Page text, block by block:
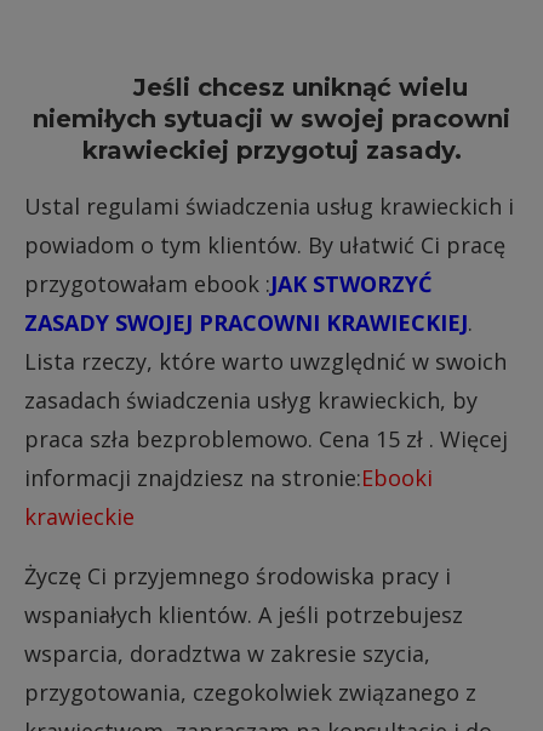
Jeśli chcesz uniknąć wielu
niemiłych sytuacji w swojej pracowni
krawieckiej przygotuj zasady.
Ustal regulami świadczenia usług krawieckich i
powiadom o tym klientów. By ułatwić Ci pracę
przygotowałam ebook :JAK STWORZYĆ
ZASADY SWOJEJ PRACOWNI KRAWIECKIEJ.
Lista rzeczy, które warto uwzględnić w swoich
zasadach świadczenia usłyg krawieckich, by
praca szła bezproblemowo. Cena 15 zł . Więcej
informacji znajdziesz na stronie:Ebooki
krawieckie
Życzę Ci przyjemnego środowiska pracy i
wspaniałych klientów. A jeśli potrzebujesz
wsparcia, doradztwa w zakresie szycia,
przygotowania, czegokolwiek związanego z